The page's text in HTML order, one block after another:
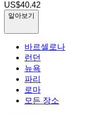
US$40.42
알아보기
바르셀로나
런던
뉴욕
파리
로마
모든 장소